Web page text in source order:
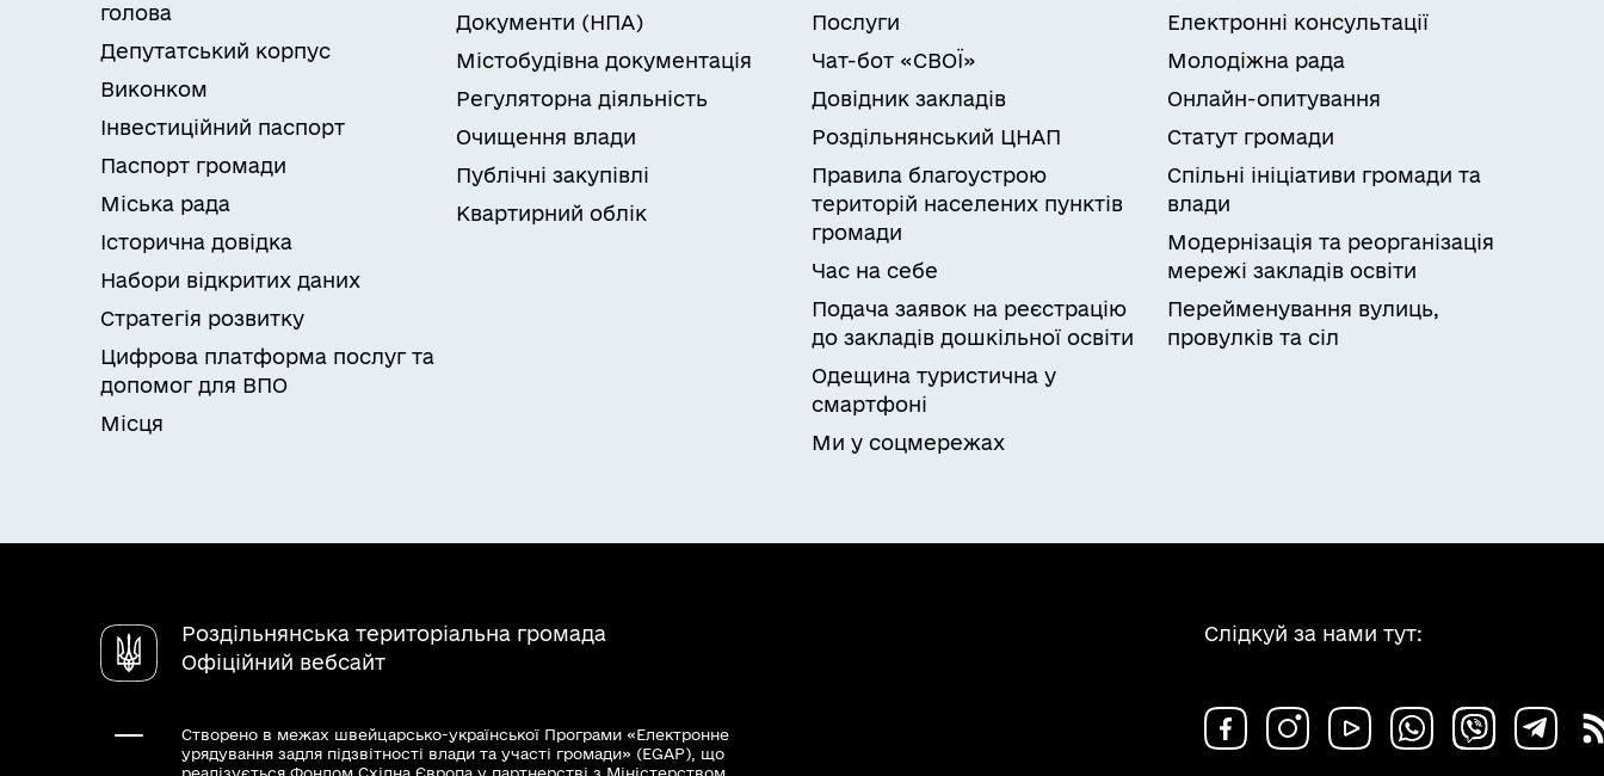
голова
Депутатський корпус
Виконком
Інвестиційний паспорт
Паспорт громади
Міська рада
Історична довідка
Набори відкритих даних
Стратегія розвитку
Цифрова платформа послуг та
допомог для ВПО
Місця
Документи (НПА)
Містобудівна документація
Регуляторна діяльність
Очищення влади
Публічні закупівлі
Квартирний облік
Послуги
Чат-бот «СВОЇ»
Довідник закладів
Роздільнянський ЦНАП
Правила благоустрою
територій населених пунктів
громади
Час на себе
Подача заявок на реєстрацію
до закладів дошкільної освіти
Одещина туристична у
смартфоні
Ми у соцмережах
Електронні консультації
Молодіжна рада
Онлайн-опитування
Статут громади
Спільні ініціативи громади та
влади
Модернізація та реорганізація
мережі закладів освіти
Перейменування вулиць,
провулків та сіл
Роздільнянська територіальна громада
Офіційний вебсайт
Створено в межах швейцарсько-української Програми «Електронне
урядування задля підзвітності влади та участі громади» (EGAP), що
реалізується Фондом Східна Європа у партнерстві з Міністерством
Слідкуй за нами тут: